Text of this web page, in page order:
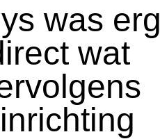
was erg
wat